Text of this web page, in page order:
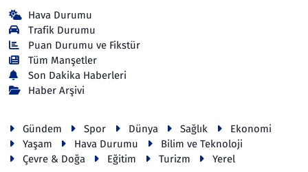
Hava Durumu
Trafik Durumu
Puan Durumu ve Fikstür
Tüm Manşetler
Son Dakika Haberleri
Haber Arşivi
Gündem Spor Dünya Sağlık
Ekonomi
Yaşam
Hava Durumu
Bilim ve Teknoloji
Çevre & Doğa
Eğitim Turizm Yerel